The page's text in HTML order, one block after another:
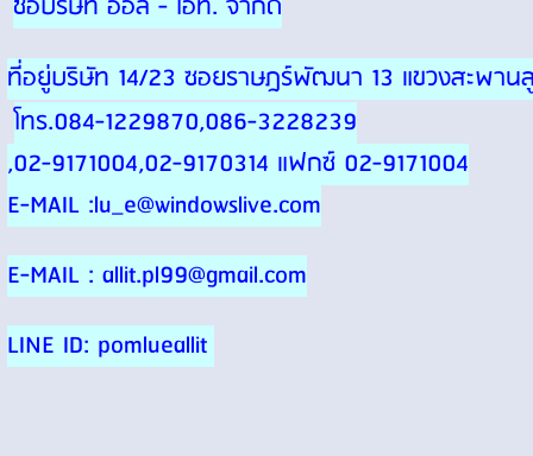
ที่อยู่บริษัท 14/23 ซอยราษฎร์พัฒนา 13 แขวงสะพาน
โทร.084-1229870,086-3228239
,02-9171004,02-9170314 แฟกซ์ 02-9171004
E-MAIL :lu_e@windowslive.com
E-MAIL : allit.pl99@gmail.com
LINE ID: pomlueallit